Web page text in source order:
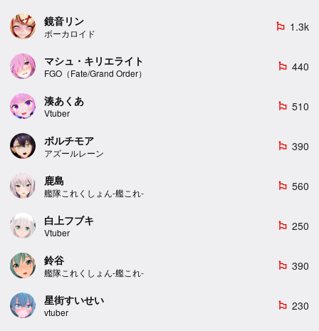
鏡音リン
ボーカロイド
emoji_flags 1.3k
マシュ・キリエライト
FGO（Fate/Grand Order）
emoji_flags 440
湊あくあ
Vtuber
emoji_flags 510
ボルチモア
アズールレーン
emoji_flags 390
鹿島
艦隊これくしょん-艦これ-
emoji_flags 560
白上フブキ
Vtuber
emoji_flags 250
鈴谷
艦隊これくしょん-艦これ-
emoji_flags 390
星街すいせい
vtuber
emoji_flags 230